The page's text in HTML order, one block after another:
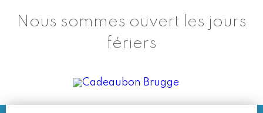
Nous sommes ouvert les jours
fériers